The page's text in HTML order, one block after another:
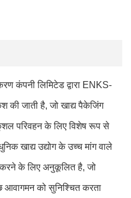
कंपनी लिमिटेड द्वारा ENKS-
जाती है, जो खाद्य पैकेजिंग
परिवहन के लिए विशेष रूप से
खाद्य उद्योग के उच्च मांग वाले
के लिए अनुकूलित है, जो
आवागमन को सुनिश्चित करता